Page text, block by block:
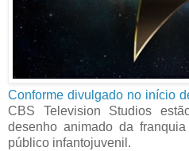
Conforme divulgado no início
CBS Television Studios
desenho animado da
público infantojuvenil.